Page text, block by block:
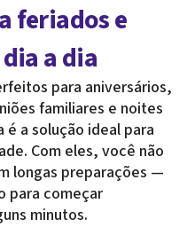
feriados e
a dia
para aniversários,
familiares e noites
é a solução ideal para
Com eles, você não
longas preparações —
para começar
minutos.